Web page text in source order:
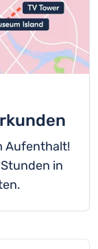
Aufenthalt!
in